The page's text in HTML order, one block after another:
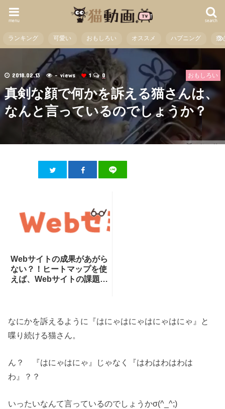
search
menu
ランキング 可愛い おもしろい オススメ ハプニング 癒
おもしろい
2018.02.13 - views 1 0
真剣な顔で何かを訴える猫さんは、
なんと言っているのでしょうか？
Webサイトの成果があがら
ない？！ヒートマップを使
えば、Webサイトの課題が
なにかを訴えるように『はにゃはにゃはにゃはにゃ』と
喋り続ける猫さん。
ん？ 『はにゃはにゃ』じゃなく『はわはわはわは
わ』？？
いったいなんて言っているのでしょうかσ(^_^;)